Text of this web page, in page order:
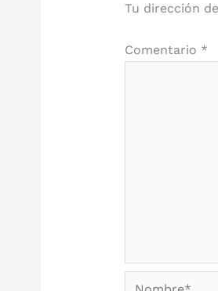
Tu dirección
Comentario *
Nombre*